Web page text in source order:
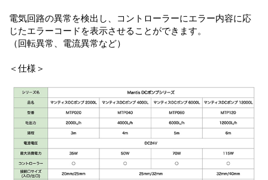
電気回路の異常を検出し、コントローラーにエラー内容に応
じたエラーコードを表示させることができます。
（回転異常、電流異常など）
＜仕様＞